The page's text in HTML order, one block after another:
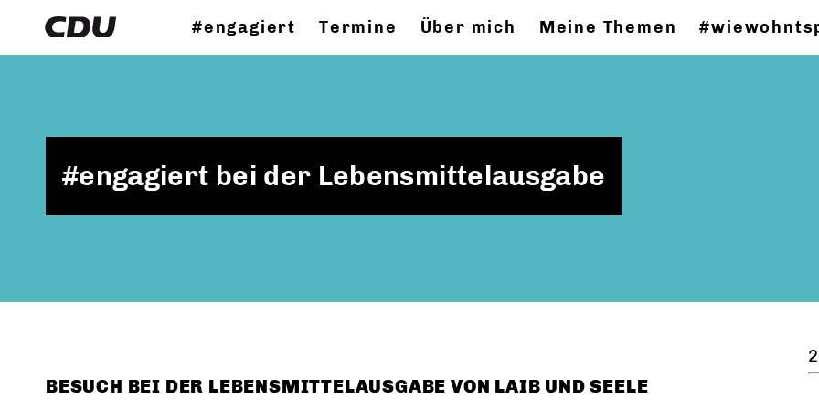
#engagiert Termine Über mich Meine Themen
#engagiert bei der Lebensmittelausgabe
BESUCH BEI DER LEBENSMITTELAUSGABE VON LAIB UND SEELE